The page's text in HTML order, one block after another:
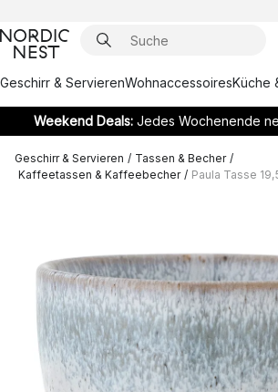
Geschirr & ServierenWohnaccessoiresKüche
Weekend Deals:Jedes Wochenende
Geschirr & Servieren / Tassen & Becher /
Kaffeetassen & Kaffeebecher / Paula Tasse